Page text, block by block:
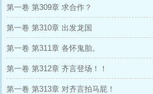
第一卷 第309章 求合作？
第一卷 第310章 出发龙国
第一卷 第311章 各怀鬼胎。
第一卷 第312章 齐言登场！！
第一卷 第313章 对齐言拍马屁！